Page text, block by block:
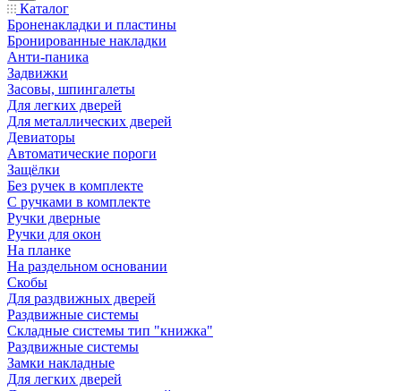
Каталог
Броненакладки и пластины
Бронированные накладки
Анти-паника
Задвижки
Засовы, шпингалеты
Для легких дверей
Для металлических дверей
Девиаторы
Автоматические пороги
Защёлки
Без ручек в комплекте
С ручками в комплекте
Ручки дверные
Ручки для окон
На планке
На раздельном основании
Скобы
Для раздвижных дверей
Раздвижные системы
Складные системы тип "книжка"
Раздвижные системы
Замки накладные
Для легких дверей